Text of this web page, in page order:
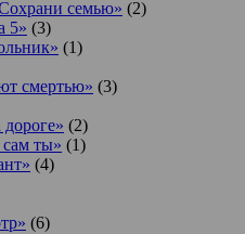
семью» (2)
5» (3)
(1)
смертью» (3)
(2)
ты» (1)
(4)
(6)